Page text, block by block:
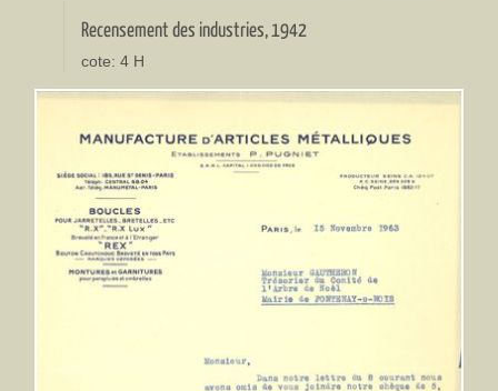
Recensement des industries, 1942
cote: 4 H